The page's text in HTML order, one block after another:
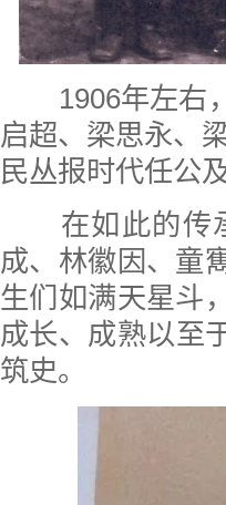
1906年左右
启超、梁思永、
民丛报时代任公
在如此的传承
成、林徽因、童
生们如满天星斗
成长、成熟以至
筑史。